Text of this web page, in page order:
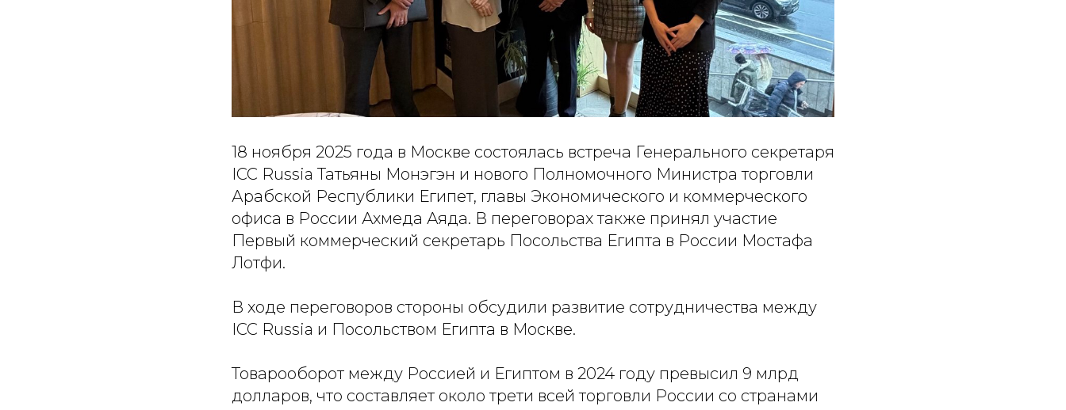
18 ноября 2025 года в Москве состоялась встреча Генерального секретаря
ICC Russia Татьяны Монэгэн и нового Полномочного Министра торговли
Арабской Республики Египет, главы Экономического и коммерческого
офиса в России Ахмеда Аяда. В переговорах также принял участие
Первый коммерческий секретарь Посольства Египта в России Мостафа
Лотфи.
В ходе переговоров стороны обсудили развитие сотрудничества между
ICC Russia и Посольством Египта в Москве.
Товарооборот между Россией и Египтом в 2024 году превысил 9 млрд
долларов, что составляет около трети всей торговли России со странами